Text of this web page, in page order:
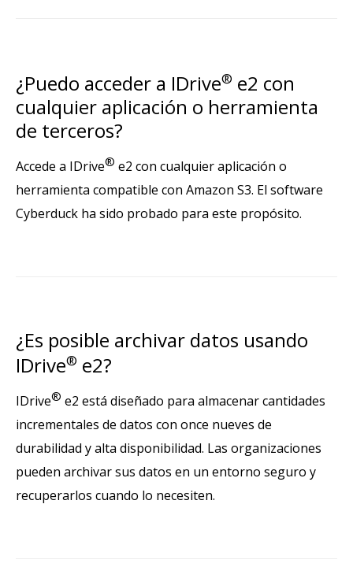
¿Puedo acceder a IDrive® e2 con
cualquier aplicación o herramienta
de terceros?
Accede a IDrive® e2 con cualquier aplicación o
herramienta compatible con Amazon S3. El software
Cyberduck ha sido probado para este propósito.
¿Es posible archivar datos usando
IDrive® e2?
IDrive® e2 está diseñado para almacenar cantidades
incrementales de datos con once nueves de
durabilidad y alta disponibilidad. Las organizaciones
pueden archivar sus datos en un entorno seguro y
recuperarlos cuando lo necesiten.